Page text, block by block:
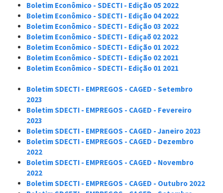
Boletim Econômico - SDECTI - Edição 05 2022
Boletim Econômico - SDECTI - Edição 04 2022
Boletim Econômico - SDECTI - Edição 03 2022
Boletim Econômico - SDECTI - Ediçaõ 02 2022
Boletim Econômico - SDECTI - Edição 01 2022
Boletim Econômico - SDECTI - Edição 02 2021
Boletim Econômico - SDECTI - Edição 01 2021
Boletim SDECTI - EMPREGOS - CAGED - Setembro
2023
Boletim SDECTI - EMPREGOS - CAGED - Fevereiro
2023
Boletim SDECTI - EMPREGOS - CAGED - Janeiro 2023
Boletim SDECTI - EMPREGOS - CAGED - Dezembro
2022
Boletim SDECTI - EMPREGOS - CAGED - Novembro
2022
Boletim SDECTI - EMPREGOS - CAGED - Outubro 2022